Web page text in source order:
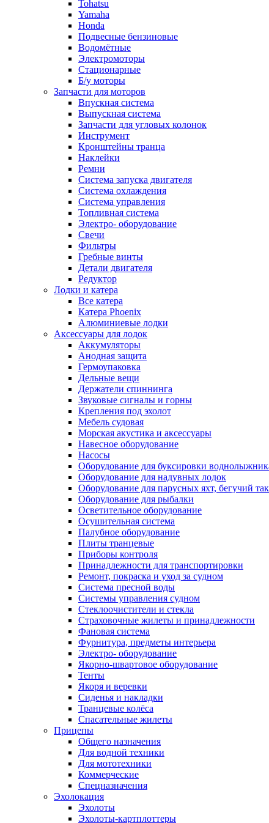
Tohatsu
Yamaha
Honda
Подвесные бензиновые
Водомётные
Электромоторы
Стационарные
Б/у моторы
Запчасти для моторов
Впускная система
Выпускная система
Запчасти для угловых колонок
Инструмент
Кронштейны транца
Наклейки
Ремни
Система запуска двигателя
Система охлаждения
Система управления
Топливная система
Электро- оборудование
Свечи
Фильтры
Гребные винты
Детали двигателя
Редуктор
Лодки и катера
Все катера
Катера Phoenix
Алюминиевые лодки
Аксессуары для лодок
Аккумуляторы
Анодная защита
Гермоупаковка
Дельные вещи
Держатели спиннинга
Звуковые сигналы и горны
Крепления под эхолот
Мебель судовая
Морская акустика и аксессуары
Навесное оборудование
Насосы
Оборудование для буксировки
Оборудование для надувных лодок
Оборудование для парусных яхт, бегучий
Оборудование для рыбалки
Осветительное оборудование
Осушительная система
Палубное оборудование
Плиты транцевые
Приборы контроля
Принадлежности для транспортировки
Ремонт, покраска и уход за судном
Система пресной воды
Системы управления судном
Стеклоочистители и стекла
Страховочные жилеты и принадлежности
Фановая система
Фурнитура, предметы интерьера
Электро- оборудование
Якорно-швартовое оборудование
Тенты
Якоря и веревки
Сиденья и накладки
Транцевые колёса
Спасательные жилеты
Прицепы
Общего назначения
Для водной техники
Для мототехники
Коммерческие
Спецназначения
Эхолокация
Эхолоты
Эхолоты-картплоттеры